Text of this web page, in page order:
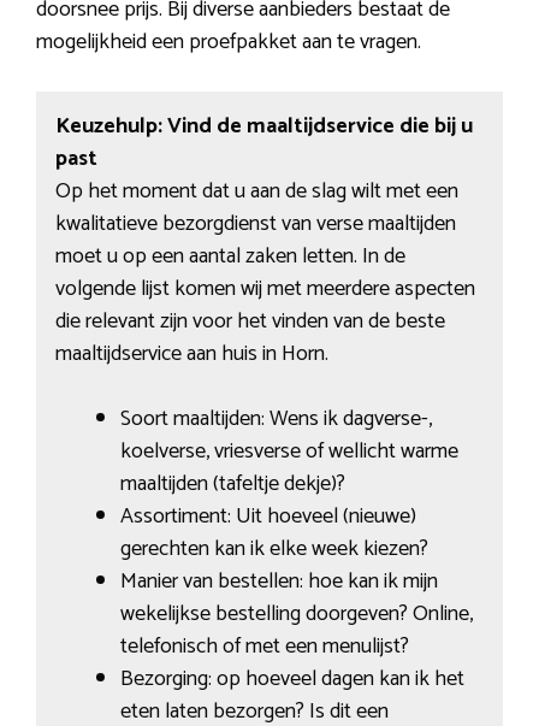
doorsnee prijs. Bij diverse aanbieders bestaat de
mogelijkheid een proefpakket aan te vragen.
Keuzehulp: Vind de maaltijdservice die bij u
past
Op het moment dat u aan de slag wilt met een
kwalitatieve bezorgdienst van verse maaltijden
moet u op een aantal zaken letten. In de
volgende lijst komen wij met meerdere aspecten
die relevant zijn voor het vinden van de beste
maaltijdservice aan huis in Horn.
Soort maaltijden: Wens ik dagverse-,
koelverse, vriesverse of wellicht warme
maaltijden (tafeltje dekje)?
Assortiment: Uit hoeveel (nieuwe)
gerechten kan ik elke week kiezen?
Manier van bestellen: hoe kan ik mijn
wekelijkse bestelling doorgeven? Online,
telefonisch of met een menulijst?
Bezorging: op hoeveel dagen kan ik het
eten laten bezorgen? Is dit een